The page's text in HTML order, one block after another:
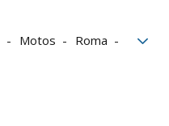
Motos
Roma